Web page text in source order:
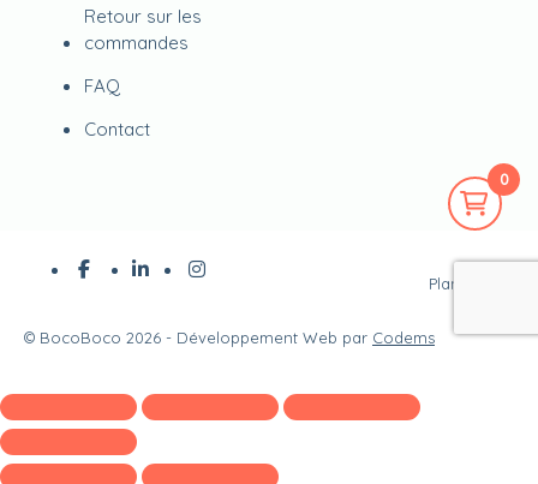
0
Retour sur les
commandes
FAQ
Contact
© BocoBoco 2026 - Développement Web par Codems
Plan du site